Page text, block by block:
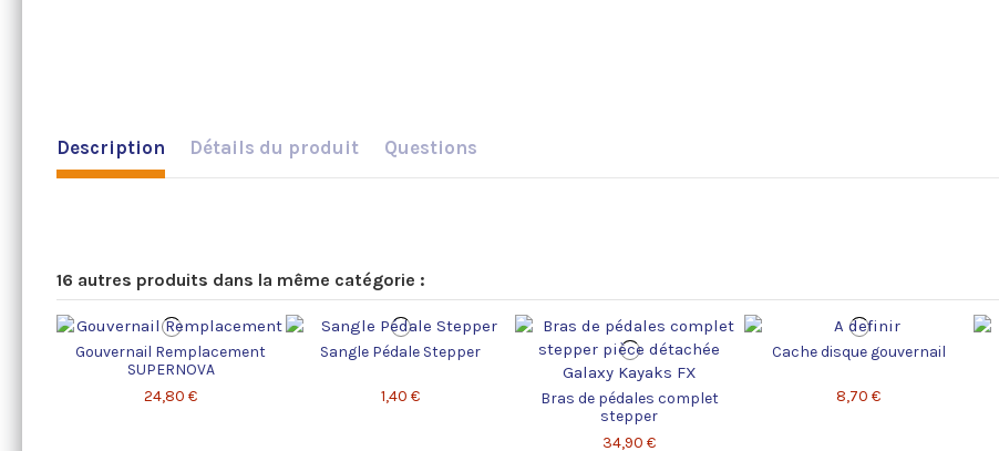
Description Détails du produit Questions
16 autres produits dans la même catégorie :
Gouvernail Remplacement
SUPERNOVA
24,80 €
Sangle Pédale Stepper
1,40 €
Bras de pédales complet
stepper
34,90 €
Cache disque gouvernail
8,70 €